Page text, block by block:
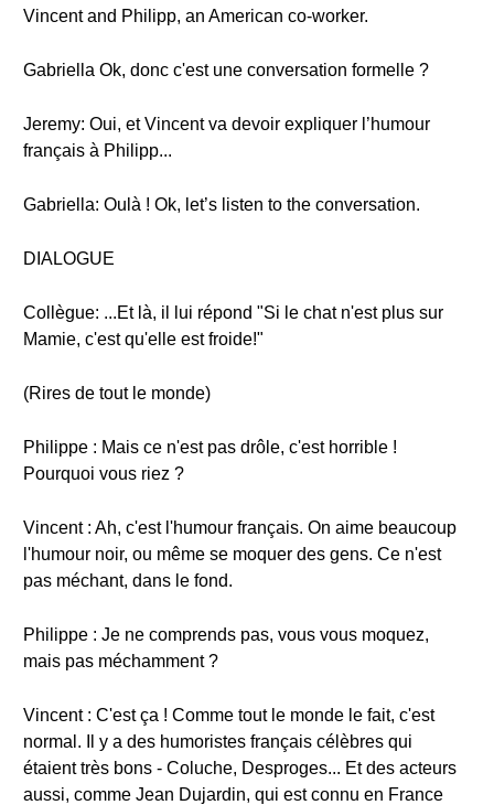
Vincent and Philipp, an American co-worker.
Gabriella Ok, donc c'est une conversation formelle ?
Jeremy: Oui, et Vincent va devoir expliquer l’humour
français à Philipp...
Gabriella: Oulà ! Ok, let’s listen to the conversation.
DIALOGUE
Collègue: ...Et là, il lui répond "Si le chat n'est plus sur
Mamie, c'est qu'elle est froide!"
(Rires de tout le monde)
Philippe : Mais ce n'est pas drôle, c'est horrible !
Pourquoi vous riez ?
Vincent : Ah, c'est l'humour français. On aime beaucoup
l'humour noir, ou même se moquer des gens. Ce n'est
pas méchant, dans le fond.
Philippe : Je ne comprends pas, vous vous moquez,
mais pas méchamment ?
Vincent : C'est ça ! Comme tout le monde le fait, c'est
normal. Il y a des humoristes français célèbres qui
étaient très bons - Coluche, Desproges... Et des acteurs
aussi, comme Jean Dujardin, qui est connu en France